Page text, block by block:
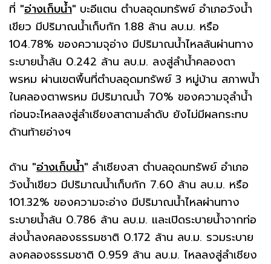
ที่ "อ่างเก็บน้ำ" บะอีแตน ตำบลอุดมทรัพย์ อำเภอวังน้ำ
เขียว มีปริมาณน้ำเก็บกัก 1.88 ล้าน ลบ.ม. หรือ
104.78% ของความจุอ่าง มีปริมาณน้ำไหลล้นผ่านทาง
ระบายน้ำล้น 0.242 ล้าน ลบ.ม. ลงสู่ลำน้ำคลองตา
พรหม ผ่านเขตพื้นที่ตำบลอุดมทรัพย์ 3 หมู่บ้าน สภาพน้ำ
ในคลองตาพรหม มีปริมาณน้ำ 70% ของความจุลำน้ำ
ก่อนจะไหลลงสู่ลำเชียงสาตามลำดับ ยังไม่มีผลกระทบ
ด้านท้ายอ่างฯ
ด้าน "อ่างเก็บน้ำ" ลำเชียงสา ตำบลอุดมทรัพย์ อำเภอ
วังน้ำเขียว มีปริมาณน้ำเก็บกัก 7.60 ล้าน ลบ.ม. หรือ
101.32% ของความจะอ่าง มีปริมาณน้ำไหลผ่านทาง
ระบายน้ำล้น 0.786 ล้าน ลบ.ม. และเปิดระบายน้ำจากท่อ
ส่งน้ำลงคลองธรรมชาติ 0.172 ล้าน ลบ.ม. รวมระบาย
ลงคลองธรรมชาติ 0.959 ล้าน ลบ.ม. ไหลลงสู่ลำเชียง